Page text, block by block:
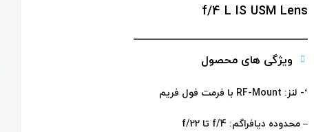
f/4 L IS USM Lens
ویژگی های محصول
‘- لنز: RF-Mount با فرمت فول فریم
– محدوده دیافراگم: f/4 تا f/22